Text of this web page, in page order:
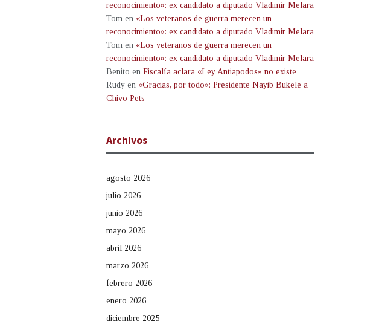
reconocimiento»: ex candidato a diputado Vladimir Melara
Tom en «Los veteranos de guerra merecen un
reconocimiento»: ex candidato a diputado Vladimir Melara
Tom en «Los veteranos de guerra merecen un
reconocimiento»: ex candidato a diputado Vladimir Melara
Benito en Fiscalía aclara «Ley Antiapodos» no existe
Rudy en «Gracias, por todo»: Presidente Nayib Bukele a
Chivo Pets
Archivos
agosto 2026
julio 2026
junio 2026
mayo 2026
abril 2026
marzo 2026
febrero 2026
enero 2026
diciembre 2025